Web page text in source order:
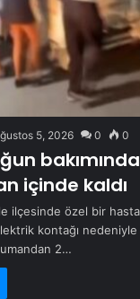
5, 2026 0 0
içinde kaldı
ilçesinde özel bir
kontağı
2…